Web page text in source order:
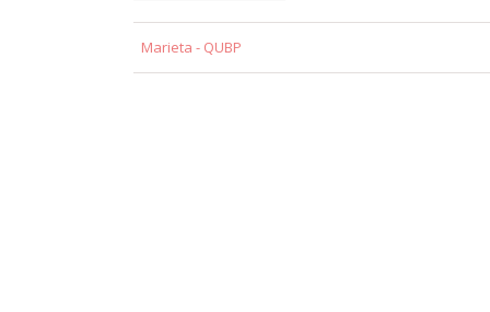
Marieta - QUBP